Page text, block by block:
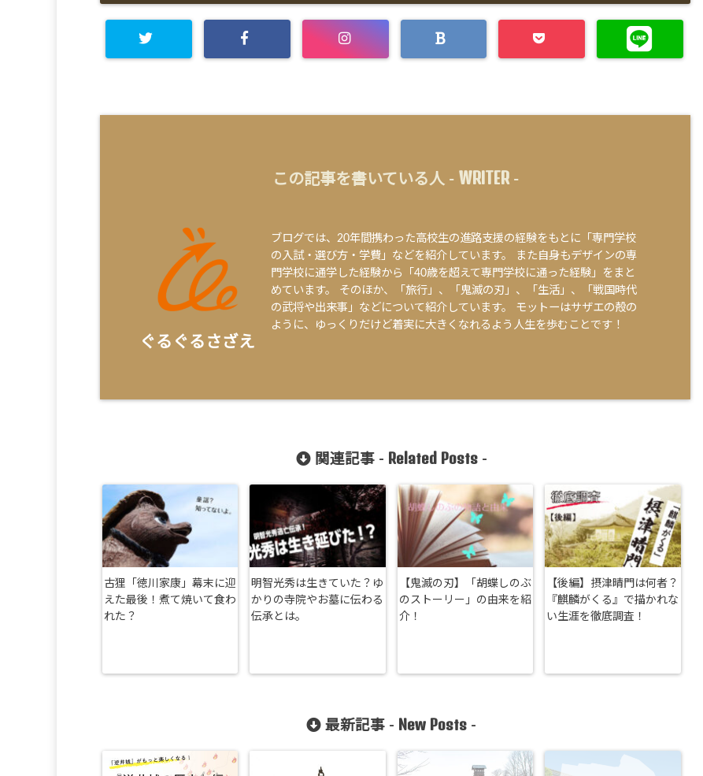
この記事を書いている人 - WRITER-
ぐるぐるさざえ
ブログでは、20年間携わった高校生の進路支援の経験をもとに「専門学校
の入試・選び方・学費」などを紹介しています。 また自身もデザインの専
門学校に通学した経験から「40歳を超えて専門学校に通った経験」をまと
めています。 そのほか、「旅行」、「鬼滅の刃」、「生活」、「戦国時代
の武将や出来事」などについて紹介しています。 モットーはサザエの殻の
ように、ゆっくりだけど着実に大きくなれるよう人生を歩むことです！
関連記事 - Related Posts-
古狸「徳川家康」幕末に迎
えた最後！煮て焼いて食わ
れた？
明智光秀は生きていた？ゆ
かりの寺院やお墓に伝わる
伝承とは。
【鬼滅の刃】「胡蝶しのぶ
のストーリー」の由来を紹
介！
【後編】摂津晴門は何者？
『麒麟がくる』で描かれな
い生涯を徹底調査！
最新記事 - New Posts -